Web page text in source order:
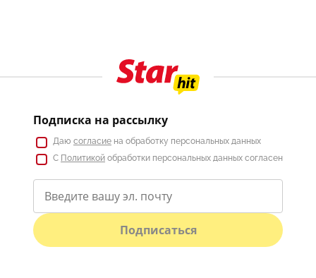
Подписка на рассылку
Даю согласие на обработку персональных данных
С Политикой обработки персональных данных согласен
Подписаться